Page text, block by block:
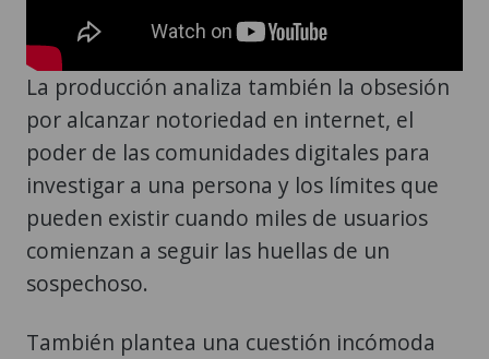
La producción analiza también la obsesión
por alcanzar notoriedad en internet, el
poder de las comunidades digitales para
investigar a una persona y los límites que
pueden existir cuando miles de usuarios
comienzan a seguir las huellas de un
sospechoso.
También plantea una cuestión incómoda